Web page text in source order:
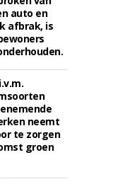
auto en
afbrak, is
neemt
te zorgen
groen